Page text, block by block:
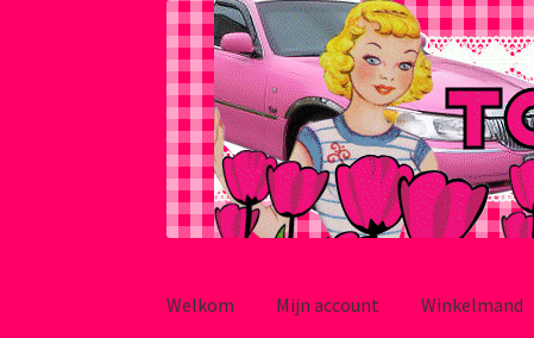
door
naar
Welkom Mijn account Winkelmand